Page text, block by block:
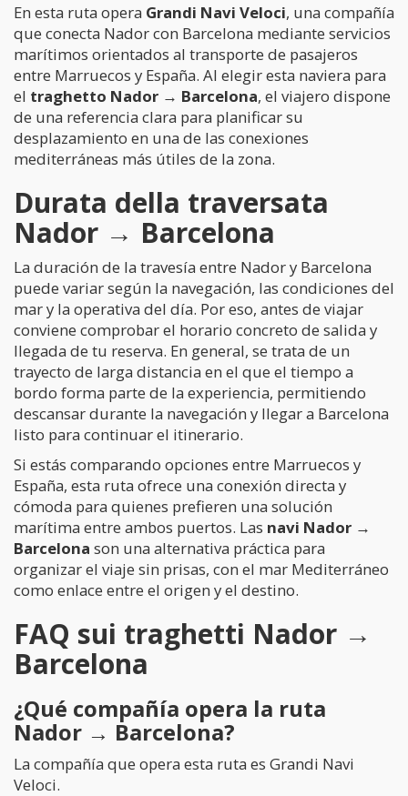
En esta ruta opera Grandi Navi Veloci, una compañía
que conecta Nador con Barcelona mediante servicios
marítimos orientados al transporte de pasajeros
entre Marruecos y España. Al elegir esta naviera para
el traghetto Nador → Barcelona, el viajero dispone
de una referencia clara para planificar su
desplazamiento en una de las conexiones
mediterráneas más útiles de la zona.
Durata della traversata
Nador → Barcelona
La duración de la travesía entre Nador y Barcelona
puede variar según la navegación, las condiciones del
mar y la operativa del día. Por eso, antes de viajar
conviene comprobar el horario concreto de salida y
llegada de tu reserva. En general, se trata de un
trayecto de larga distancia en el que el tiempo a
bordo forma parte de la experiencia, permitiendo
descansar durante la navegación y llegar a Barcelona
listo para continuar el itinerario.
Si estás comparando opciones entre Marruecos y
España, esta ruta ofrece una conexión directa y
cómoda para quienes prefieren una solución
marítima entre ambos puertos. Las navi Nador →
Barcelona son una alternativa práctica para
organizar el viaje sin prisas, con el mar Mediterráneo
como enlace entre el origen y el destino.
FAQ sui traghetti Nador →
Barcelona
¿Qué compañía opera la ruta
Nador → Barcelona?
La compañía que opera esta ruta es Grandi Navi
Veloci.